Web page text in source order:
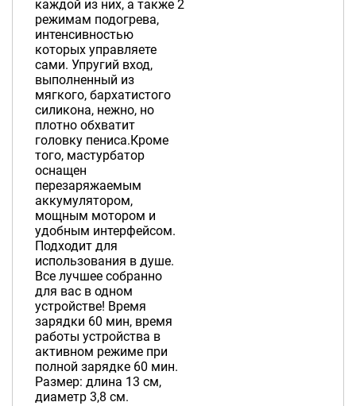
каждой из них, а также 2
режимам подогрева,
интенсивностью
которых управляете
сами. Упругий вход,
выполненный из
мягкого, бархатистого
силикона, нежно, но
плотно обхватит
головку пениса.Кроме
того, мастурбатор
оснащен
перезаряжаемым
аккумулятором,
мощным мотором и
удобным интерфейсом.
Подходит для
использования в душе.
Все лучшее собранно
для вас в одном
устройстве! Время
зарядки 60 мин, время
работы устройства в
активном режиме при
полной зарядке 60 мин.
Размер: длина 13 см,
диаметр 3,8 см.